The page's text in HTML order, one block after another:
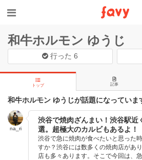
和牛ホルモン ゆうじ
行った6
トップ 記事
和牛ホルモン ゆうじが話題になっていま
na_ri
渋谷で焼肉ざんまい！渋谷駅近
選。超極大のカルビもあるよ！
渋谷で急に焼肉が食べたいと思った
すか？渋谷には数多くの焼肉店があ
店も多々あります。そこで今回は、